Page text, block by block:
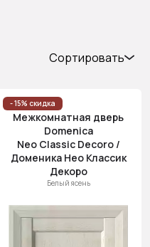
Сортировать
Цена
(возр.)
Цена (убыв.)
Cначала
новинки
скидки
- 15% скидка
Межкомнатная дверь
Domenica
Neo Classic Decoro /
Доменика Нео Классик
Декоро
Белый ясень